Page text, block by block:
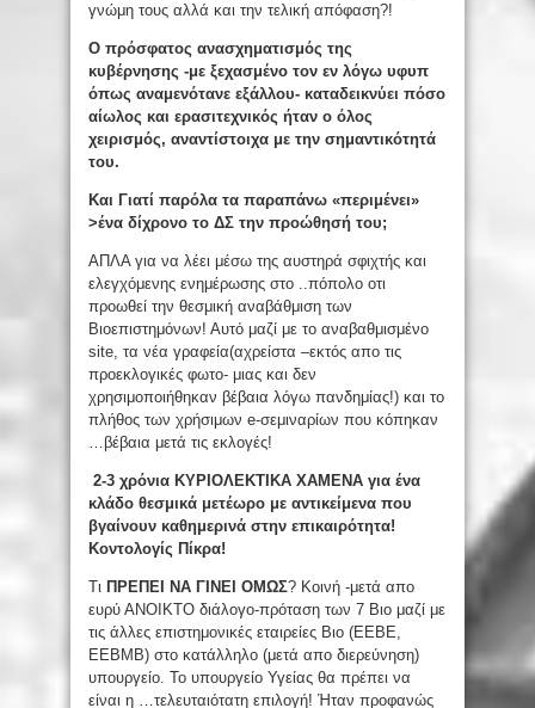
γνώμη τους αλλά και την τελική απόφαση?!
Ο πρόσφατος ανασχηματισμός της
κυβέρνησης -με ξεχασμένο τον εν λόγω υφυπ
όπως αναμενότανε εξάλλου- καταδεικνύει πόσο
αίωλος και ερασιτεχνικός ήταν ο όλος
χειρισμός, αναντίστοιχα με την σημαντικότητά
του.
Και Γιατί παρόλα τα παραπάνω «περιμένει»
>ένα δίχρονο το ΔΣ την προώθησή του;
ΑΠΛΑ για να λέει μέσω της αυστηρά σφιχτής και
ελεγχόμενης ενημέρωσης στο ..πόπολο οτι
προωθεί την θεσμική αναβάθμιση των
Βιοεπιστημόνων! Αυτό μαζί με το αναβαθμισμένο
site, τα νέα γραφεία(αχρείστα –εκτός απο τις
προεκλογικές φωτο- μιας και δεν
χρησιμοποιήθηκαν βέβαια λόγω πανδημίας!) και το
πλήθος των χρήσιμων e-σεμιναρίων που κόπηκαν
…βέβαια μετά τις εκλογές!
2-3 χρόνια ΚΥΡΙΟΛΕΚΤΙΚΑ ΧΑΜΕΝΑ για ένα
κλάδο θεσμικά μετέωρο με αντικείμενα που
βγαίνουν καθημερινά στην επικαιρότητα!
Κοντολογίς Πίκρα!
Τι ΠΡΕΠΕΙ ΝΑ ΓΙΝΕΙ ΟΜΩΣ? Κοινή -μετά απο
ευρύ ΑΝΟΙΚΤΟ διάλογο-πρόταση των 7 Βιο μαζί με
τις άλλες επιστημονικές εταιρείες Βιο (ΕΕΒΕ,
ΕΕΒΜΒ) στο κατάλληλο (μετά απο διερεύνηση)
υπουργείο. Το υπουργείο Υγείας θα πρέπει να
είναι η …τελευταιότατη επιλογή! Ήταν προφανώς